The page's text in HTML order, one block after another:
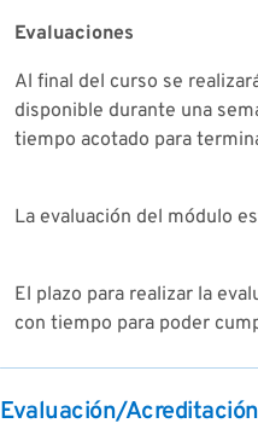
Evaluaciones
Al final del curso se
disponible durante una
tiempo acotado para
La evaluación del módulo
El plazo para realizar la
con tiempo para poder
Evaluación/Acreditación